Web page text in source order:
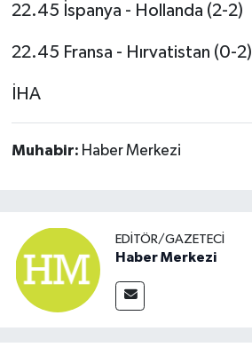
22.45 İspanya - Hollanda (2-2)
22.45 Fransa - Hırvatistan (0-2)
İHA
Muhabir: Haber Merkezi
EDITÖR/GAZETECI
Haber Merkezi